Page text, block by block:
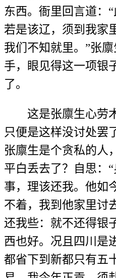
东西。衙里回言道：“
若是该辽，须到我家
我们不知就里。”张
手，眼见得这一项银
了。
这是张廪生心劳
只便是这样没讨处罢
张廪生是个贪私的人
平白丢去了？自思：
事，理该还我。他如
不着，我到他家里讨
还我些：就不还得银
西也好。况且四川是
都省下到新都只有五